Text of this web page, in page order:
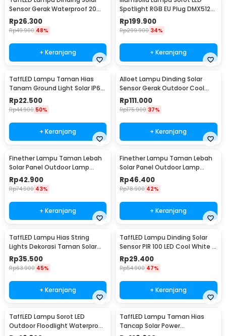
Sensor Gerak Waterproof 20
LED Cool White - L20
Rp26.300
Rp49.900 48%
+ Keranjang
Spotlight RGB EU Plug DMX512
240V 30W - YS-P01
Rp199.900
Rp299.900 34%
+ Keranjang
TaffLED Lampu Taman Hias
Tanam Ground Light Solar IP65
8 LED - CL-022
Rp22.500
Rp44.900 50%
+ Keranjang
Alloet Lampu Dinding Solar
Sensor Gerak Outdoor Cool
White 50 LED - LE66
Rp111.000
Rp175.900 37%
+ Keranjang
Finether Lampu Taman Lebah
Solar Panel Outdoor Lamp
Waterproof IP65 30 LED - BE306
Rp42.900
Rp74.900 43%
+ Keranjang
Finether Lampu Taman Lebah
Solar Panel Outdoor Lamp
Waterproof IP65 50 LED - BE306
Rp46.400
Rp78.900 42%
+ Keranjang
TaffLED Lampu Hias String
Lights Dekorasi Taman Solar
12M 100LED - S-04
Rp35.500
Rp63.900 45%
+ Keranjang
TaffLED Lampu Dinding Solar
Sensor PIR 100 LED Cool White -
BK-100
Rp29.400
Rp54.900 47%
+ Keranjang
TaffLED Lampu Sorot LED
Outdoor Floodlight Waterproof
TaffLED Lampu Taman Hias
Tancap Solar Power